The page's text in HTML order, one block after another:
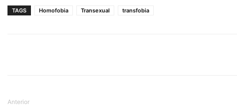
TAGS Homofobia Transexual transfobia
Anterior